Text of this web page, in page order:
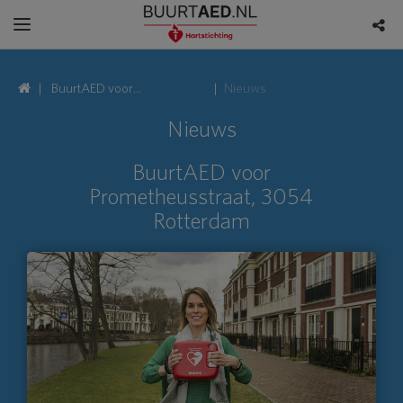
BuurtAED voor
Prometheusstraat, 3054
Nieuws
Nieuws
BuurtAED voor
Prometheusstraat, 3054
Rotterdam